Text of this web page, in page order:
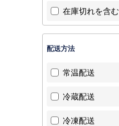
在庫切れを含む
配送方法
常温配送
冷蔵配送
冷凍配送